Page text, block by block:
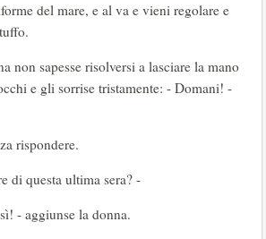
del mare, e al va e vieni regolare e
non sapesse risolversi a lasciare la mano
e gli sorrise tristamente: - Domani! -
rispondere.
di questa ultima sera? -
- aggiunse la donna.